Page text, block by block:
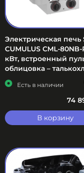
Электрическая печь
CUMULUS CML-80NB-
кВт, встроенный
облицовка –
Есть в наличии
74
В корзину